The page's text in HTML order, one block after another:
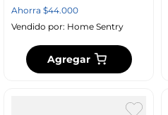
Ahorra $44.000
Vendido por: Home Sentry
Agregar